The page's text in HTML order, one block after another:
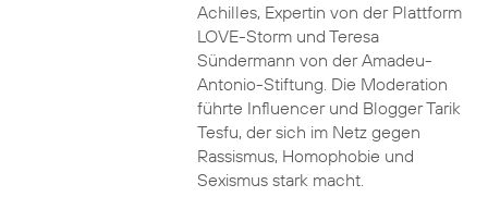
Achilles, Expertin von der Plattform
LOVE-Storm und Teresa
Sündermann von der Amadeu-
Antonio-Stiftung. Die Moderation
führte Influencer und Blogger Tarik
Tesfu, der sich im Netz gegen
Rassismus, Homophobie und
Sexismus stark macht.